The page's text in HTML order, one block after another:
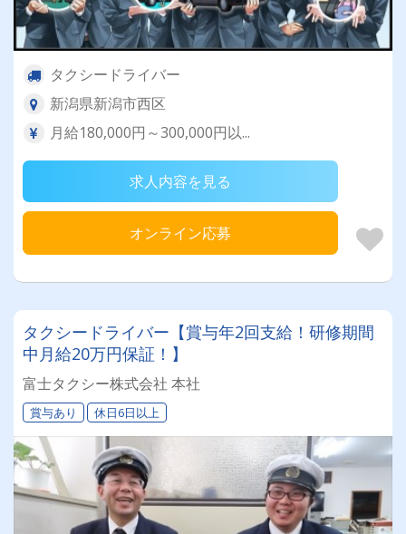
タクシードライバー
新潟県新潟市西区
月給180,000円～300,000円以...
求人内容を見る
オンライン応募
タクシードライバー【賞与年2回支給！研修期間
中月給20万円保証！】
富士タクシー株式会社 本社
賞与あり 休日6日以上